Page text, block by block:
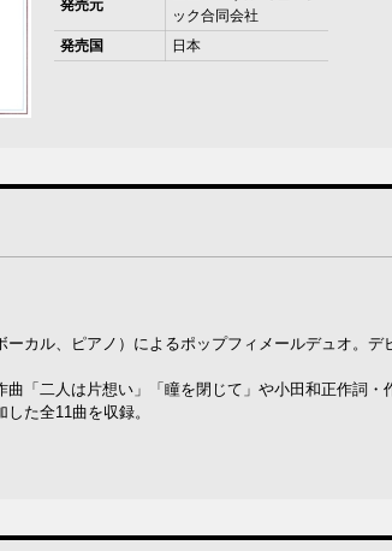
発売元
ック合同会社
発売国
日本
カル、ピアノ）によるポップフィメールデュオ。デ
「二人は片想い」「瞳を閉じて」や小田和正作詞・
た全11曲を収録。